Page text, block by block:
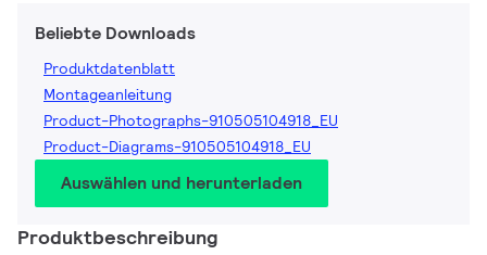
Beliebte Downloads
Produktdatenblatt
Montageanleitung
Product-Photographs-910505104918_EU
Product-Diagrams-910505104918_EU
Auswählen und herunterladen
Produktbeschreibung